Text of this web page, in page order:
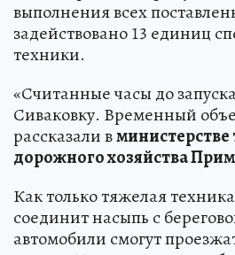
выполнения всех
задействовано 13 единиц
техники.
«Считанные часы до
Сиваковку. Временный
рассказали вминистерстве
дорожного хозяйства
Как только тяжелая
соединит насыпь с
автомобили смогут